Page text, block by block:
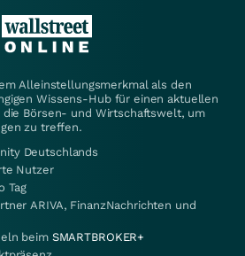
Alleinstellungsmerkmal als den
Wissens-Hub für einen aktuellen
die Börsen- und Wirtschaftswelt, um
zu treffen.
Deutschlands
Nutzer
Tag
ARIVA, FinanzNachrichten und
beim SMARTBROKER+